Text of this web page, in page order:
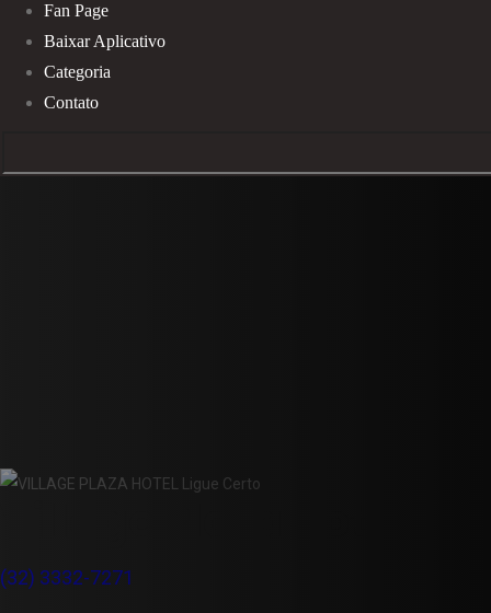
Fan Page
Baixar Aplicativo
Categoria
Contato
(32) 3332-7271